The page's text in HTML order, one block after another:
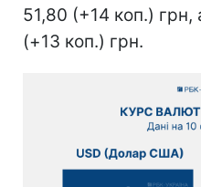
51,80 (+14 коп.) грн,
(+13 коп.) грн.